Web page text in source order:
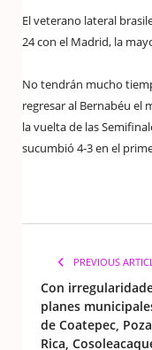
El veterano lateral
24 con el Madrid, la
No tendrán mucho
regresar al Bernabéu el
la vuelta de las
sucumbió 4-3 en el
PREVIOUS
Con
planes
de Coatepec, Poza
Rica,